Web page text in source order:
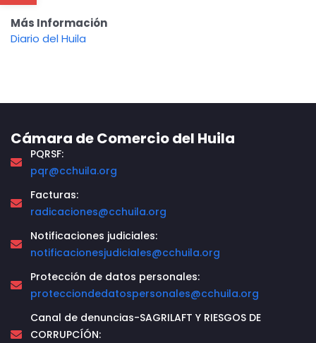
Más Información
Diario del Huila
Cámara de Comercio del Huila
PQRSF:
pqr@cchuila.org
Facturas:
radicaciones@cchuila.org
Notificaciones judiciales:
notificacionesjudiciales@cchuila.org
Protección de datos personales:
protecciondedatospersonales@cchuila.org
Canal de denuncias-SAGRILAFT Y RIESGOS DE
CORRUPCÍÓN: